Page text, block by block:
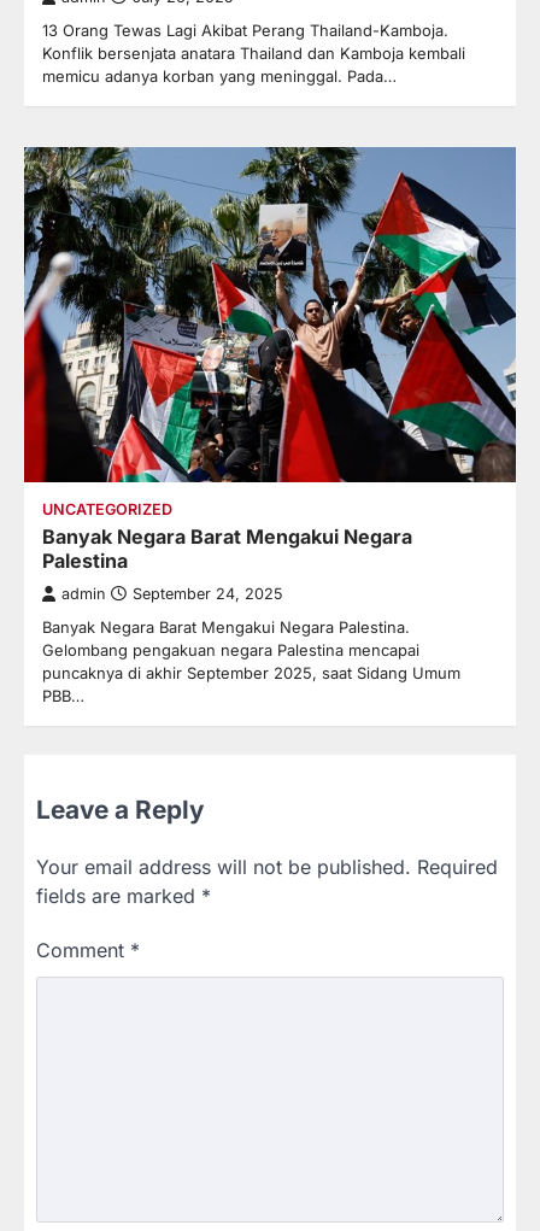
13 Orang Tewas Lagi Akibat Perang Thailand-Kamboja.
Konflik bersenjata anatara Thailand dan Kamboja kembali
memicu adanya korban yang meninggal. Pada…
UNCATEGORIZED
Banyak Negara Barat Mengakui Negara
Palestina
admin September 24, 2025
Banyak Negara Barat Mengakui Negara Palestina.
Gelombang pengakuan negara Palestina mencapai
puncaknya di akhir September 2025, saat Sidang Umum
PBB…
Leave a Reply
Your email address will not be published. Required
fields are marked *
Comment *